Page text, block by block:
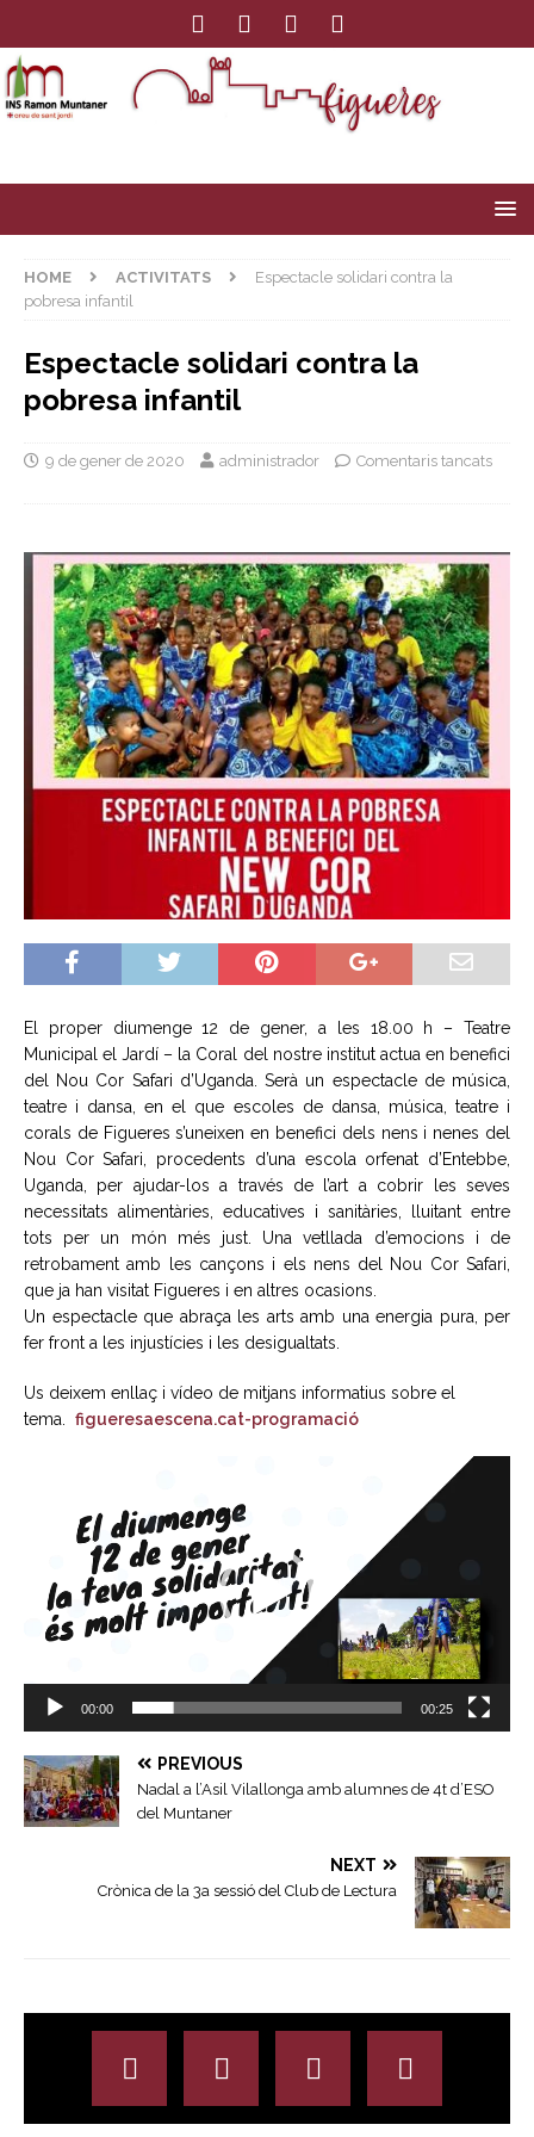
HOME ACTIVITATS
Espectacle solidari contra la
pobresa infantil
Espectacle solidari contra la
pobresa infantil
9 de gener de 2020 administrador Comentaris tancats
El proper diumenge 12 de gener, a les 18.00 h – Teatre
Municipal el Jardí – la Coral del nostre institut actua en benefici
del Nou Cor Safari d’Uganda. Serà un espectacle de música,
teatre i dansa, en el que escoles de dansa, música, teatre i
corals de Figueres s’uneixen en benefici dels nens i nenes del
Nou Cor Safari, procedents d’una escola orfenat d’Entebbe,
Uganda, per ajudar-los a través de l’art a cobrir les seves
necessitats alimentàries, educatives i sanitàries, lluitant entre
tots per un món més just. Una vetllada d’emocions i de
retrobament amb les cançons i els nens del Nou Cor Safari,
que ja han visitat Figueres i en altres ocasions.
Un espectacle que abraça les arts amb una energia pura, per
fer front a les injustícies i les desigualtats.
Us deixem enllaç i vídeo de mitjans informatius sobre el
tema. figueresaescena.cat-programació
00:00 00:25
PREVIOUS
Nadal a l’Asil Vilallonga amb alumnes de 4t d’ESO
del Muntaner
NEXT
Crònica de la 3a sessió del Club de Lectura